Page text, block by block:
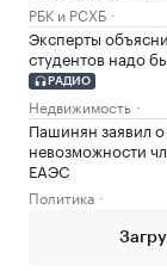
РБК и РСХБ
Эксперты
студентов надо
РАДИО
Недвижимость
Пашинян заявил
невозможности
ЕАЭС
Политика